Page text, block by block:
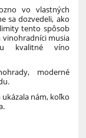
vo vlastných
sa dozvedeli, ako
tento spôsob
vinohradníci musia
kvalitné víno
moderné
nám, koľko